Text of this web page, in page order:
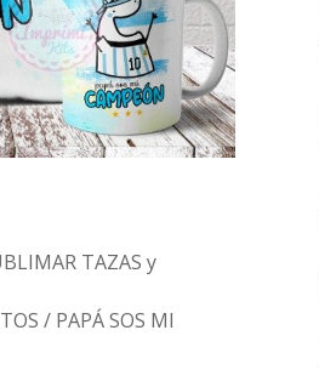
TAZAS y
/ PAPÁ SOS MI